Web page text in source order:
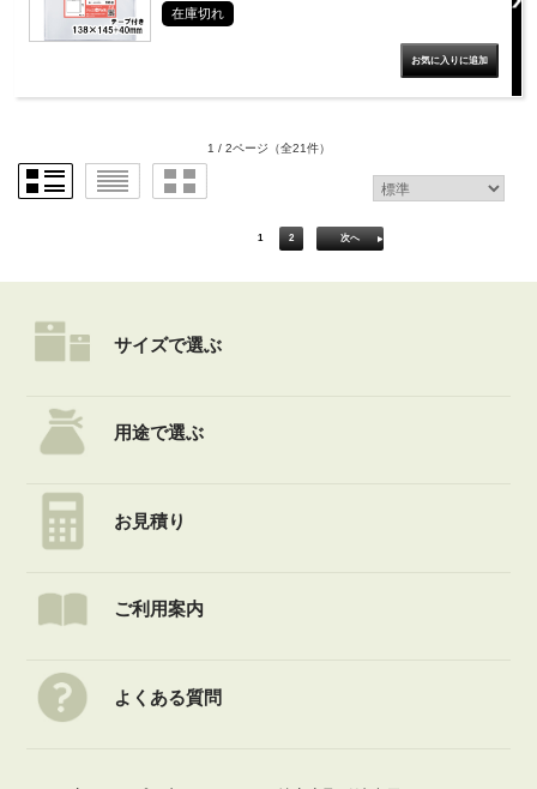
在庫切れ
1 / 2ページ （全21件）
1 2 次へ
サイズで選ぶ
用途で選ぶ
お見積り
ご利用案内
よくある質問